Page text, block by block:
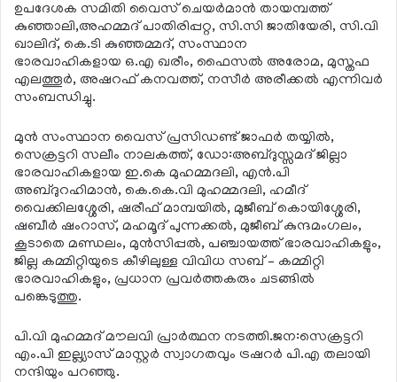
ഉപദേശക സമിതി വൈസ് ചെയര്‍മാന്‍ തായമ്പത്ത്
കുഞ്ഞാലി,അഹമ്മദ് പാതിരിപ്പറ്റ, സി.സി ജാതിയേരി, സി.വി
ഖാലിദ്, കെ.ടി കുഞ്ഞമ്മദ്, സംസ്ഥാന
ഭാരവാഹികളായ ഒ.എ ഖരീം, ഫൈസല്‍ അരോമ, മുസ്തഫ
എലത്തൂര്‍, അഷറഫ് കനവത്ത്, നസീര്‍ അരീക്കല്‍ എന്നിവര്‍
സംബന്ധിച്ചു.
മുന്‍ സംസ്ഥാന വൈസ് പ്രസിഡണ്ട് ജാഫര്‍ തയ്യില്‍,
സെക്രട്ടറി സലീം നാലകത്ത്, ഡോ:അബ്ദുസ്സമദ് ജില്ലാ
ഭാരവാഹികളായ ഇ.കെ മുഹമ്മദലി, എന്‍.പി
അബ്ദുറഹിമാന്‍, കെ.കെ.വി മുഹമ്മദലി, ഹമീദ്
വൈക്കിലശ്ശേരി, ഷരീഫ് മാമ്പയില്‍, മുജീബ് കൊയിശ്ശേരി,
ഷബീര്‍ ഷംറാസ്, മഹമൂദ് പുന്നക്കല്‍, മുജീബ് കുന്ദമംഗലം,
കൂടാതെ മണ്ഡലം, മുന്‍സിപ്പല്‍, പഞ്ചായത്ത് ഭാരവാഹികളും,
ജില്ല കമ്മിറ്റിയുടെ കീഴിലുള്ള വിവിധ സബ് – കമ്മിറ്റി
ഭാരവാഹികളും, പ്രധാന പ്രവര്‍ത്തകരും ചടങ്ങില്‍
പങ്കെടുത്തു.
പി.വി മുഹമ്മദ് മൗലവി പ്രാര്‍ത്ഥന നടത്തി.ജന:സെക്രട്ടറി
എം.പി ഇല്ല്യാസ് മാസ്റ്റര്‍ സ്വാഗതവും ട്രഷറര്‍ പി.എ തലായി
നന്ദിയും പറഞ്ഞു.